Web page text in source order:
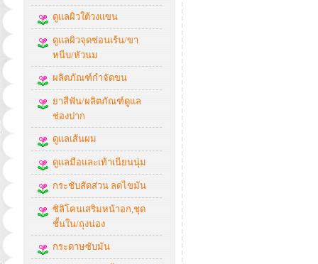
ดูแลผิวใต้วงแขน
ดูแลผิวจุดซ่อนเร้น/ขา
หนีบ/หัวนม
ผลิตภัณฑ์กำจัดขน
ยาสีฟัน/ผลิตภัณฑ์ดูแล
ช่องปาก
ดูแลเส้นผม
ดูแลมือและเท้าเนียนนุ่ม
กระชับสัดส่วน ลดไขมัน
ซิลิโคนเสริมหน้าอก,ชุด
ชั้นใน/ถุงน่อง
กระดาษซับมัน